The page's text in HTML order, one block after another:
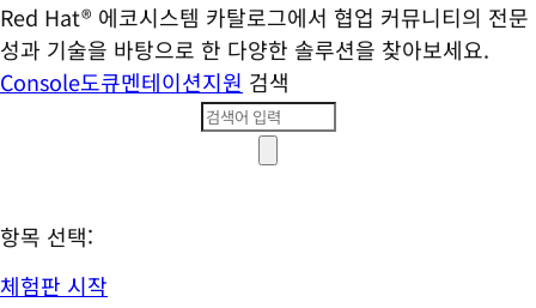
Red Hat® 에코시스템 카탈로그에서 협업 커뮤니티의 전문
성과 기술을 바탕으로 한 다양한 솔루션을 찾아보세요.
Console도큐멘테이션지원 검색
항목 선택:
체험판 시작